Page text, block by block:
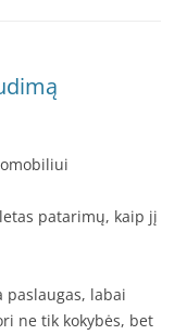
patarimų, kaip jį
paslaugas, labai
ne tik kokybės, bet